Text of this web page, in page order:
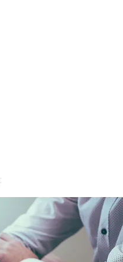
Solution Byod